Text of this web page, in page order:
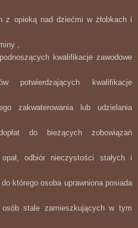
z opieką nad dziećmi w żłobkach i
,
kwalifikacje zawodowe
potwierdzających kwalifikacje
zakwaterowania lub udzielania
do bieżących zobowiązań
odbiór nieczystości stałych i
którego osoba uprawniona posiada
stale zamieszkujących w tym